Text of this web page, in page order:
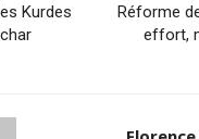
Kurdes
Réforme
effort,